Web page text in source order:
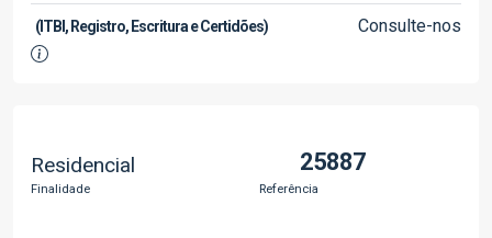
(ITBI, Registro, Escritura e Certidões) Consulte-nos
Residencial
Finalidade
25887
Referência